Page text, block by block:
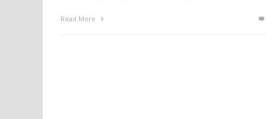
Read More